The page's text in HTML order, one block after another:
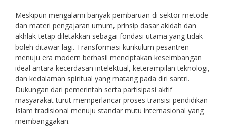
Meskipun mengalami banyak pembaruan di sektor metode
dan materi pengajaran umum, prinsip dasar akidah dan
akhlak tetap diletakkan sebagai fondasi utama yang tidak
boleh ditawar lagi. Transformasi kurikulum pesantren
menuju era modern berhasil menciptakan keseimbangan
ideal antara kecerdasan intelektual, keterampilan teknologi,
dan kedalaman spiritual yang matang pada diri santri.
Dukungan dari pemerintah serta partisipasi aktif
masyarakat turut memperlancar proses transisi pendidikan
Islam tradisional menuju standar mutu internasional yang
membanggakan.